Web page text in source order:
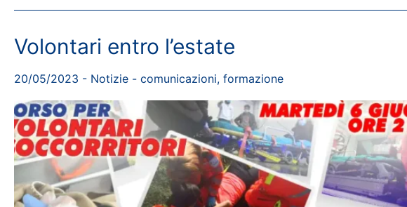
Protezione
in
Volontari entro l’estate
20/05/2023 - Notizie - comunicazioni, formazione